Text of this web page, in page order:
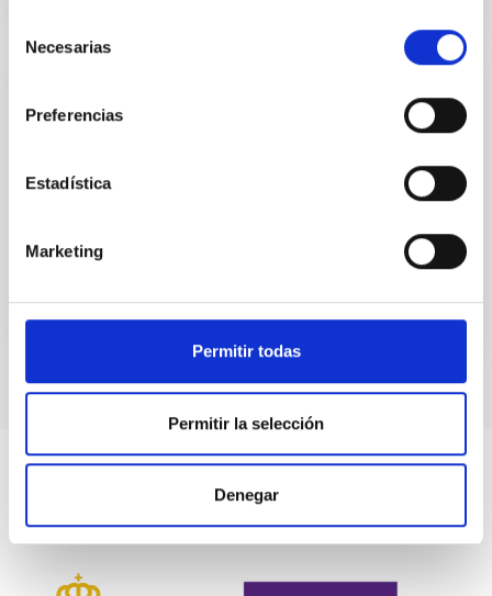
Necesarias
Preferencias
Estadística
Marketing
Permitir todas
Permitir la selección
Denegar
problema de la contaminación lumínica